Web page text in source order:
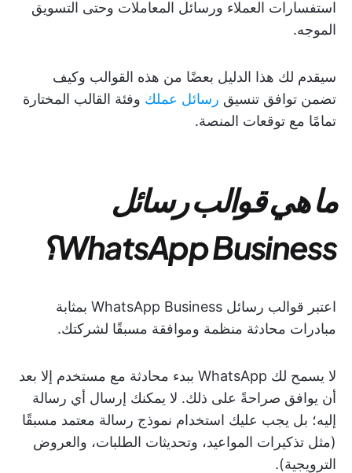
استفسارات العملاء ورسائل المعاملات وحتى التسويق
الموجه.
سيقدم لك هذا الدليل بعضًا من هذه القوالب وكيف
تضمن توافق تنسيق رسائل عملك وفئة القالب المختارة
تمامًا مع توقعات المنصة.
ما هي قوالب رسائل
WhatsApp Business؟
اعتبر قوالب رسائل WhatsApp Business بمثابة
مبادرات محادثة منظمة وموافقة مسبقًا لشركتك.
لا يسمح لك WhatsApp ببدء محادثة مع مستخدم إلا بعد
أن يوافق صراحةً على ذلك. لا يمكنك إرسال أي رسالة
إليه؛ بل يجب عليك استخدام نموذج رسالة معتمد مسبقًا
(مثل تذكيرات المواعيد، وتحديثات الطلبات، والعروض
الترويجية).